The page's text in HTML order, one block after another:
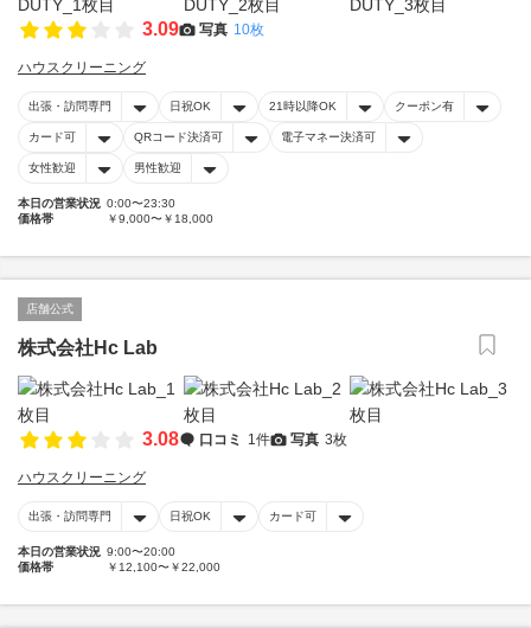
3.09 写真 10枚
ハウスクリーニング
出張・訪問専門 日祝OK 21時以降OK クーポン有
カード可 QRコード決済可 電子マネー決済可
女性歓迎 男性歓迎
本日の営業状況 0:00〜23:30
価格帯
￥9,000〜￥18,000
店舗公式
株式会社Hc Lab
3.08 口コミ 1件 写真 3枚
ハウスクリーニング
出張・訪問専門 日祝OK カード可
本日の営業状況 9:00〜20:00
価格帯
￥12,100〜￥22,000